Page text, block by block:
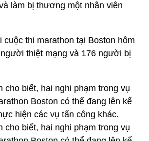
làm bị thương một nhân viên
cuộc thi marathon tại Boston hôm
thiệt mạng và 176 người bị
cho biết, hai nghi phạm trong vụ
Boston có thể đang lên kế
hiện các vụ tấn công khác.
cho biết, hai nghi phạm trong vụ